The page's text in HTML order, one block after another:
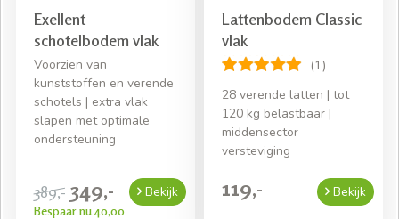
Exellent
schotelbodem vlak
Voorzien van
kunststoffen en verende
schotels | extra vlak
slapen met optimale
ondersteuning
389,- 349,-
Bespaar nu 40,00
Bekijk
Lattenbodem Classic
vlak
(1)
28 verende latten | tot
120 kg belastbaar |
middensector
versteviging
119,- Bekijk